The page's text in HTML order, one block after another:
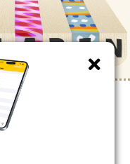
Thema